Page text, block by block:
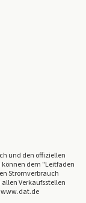
und den offiziellen
können dem "Leitfaden
Stromverbrauch
Verkaufsstellen
www.dat.de